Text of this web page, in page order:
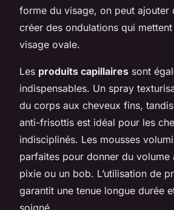
forme du visage, on peut ajouter
créer des ondulations qui
visage ovale.
Les produits capillaires sont
indispensables. Un spray
du corps aux cheveux fins, tandis
anti-frisottis est idéal pour les
indisciplinés. Les mousses
parfaites pour donner du volume
pixie ou un bob. L’utilisation de
garantit une tenue longue durée
soigné.